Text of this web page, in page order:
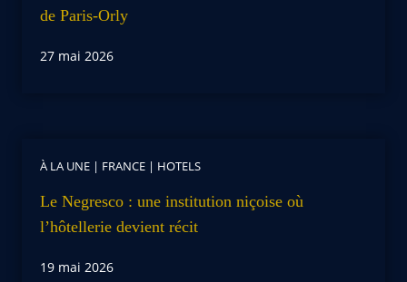
de Paris-Orly
27 mai 2026
À LA UNE | FRANCE | HOTELS
Le Negresco : une institution niçoise où
l’hôtellerie devient récit
19 mai 2026